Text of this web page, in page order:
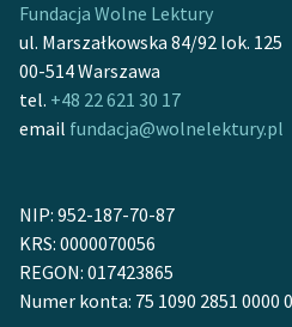
Odkurzamy bohaterów
Szkoła Poezji Wolnych
Lektur
O nas
O projekcie
Zespół
Fundacja Wolne Lektury
ul. Marszałkowska 84/92 lok. 125
00-514 Warszawa
tel. +48 22 621 30 17
email fundacja@wolnelektury.pl
NIP: 952-187-70-87
KRS: 0000070056
REGON: 017423865
Numer konta: 75 1090 2851 0000